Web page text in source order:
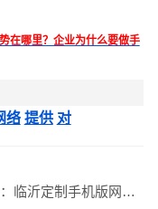
在哪里？企业为什么要做手
络 提供 对
临沂定制手机版网站建设流程有哪些？
微信小程序开发